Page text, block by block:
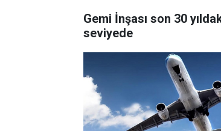
Gemi İnşası son 30
seviyede